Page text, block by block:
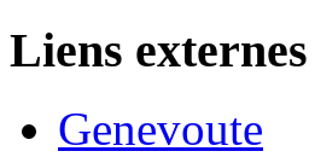
Liens externes
Genevoute